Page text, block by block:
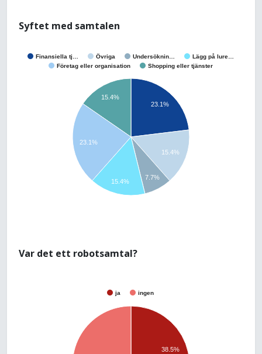
Syftet med samtalen
Finansiella tj… Övriga Undersöknin…
Lägg på lure…
Företag eller organisation
Shopping eller tjänster
23.1%
15.4%
7.7%
15.4%
23.1%
15.4%
Var det ett robotsamtal?
ja ingen
38.5%